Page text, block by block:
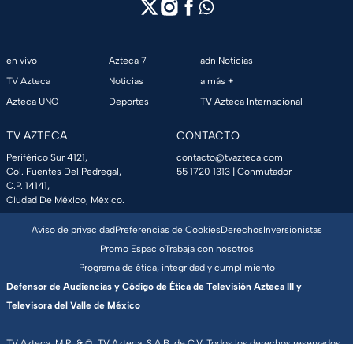
en vivo
TV Azteca
Azteca UNO
Azteca 7
Noticias
Deportes
adn Noticias
a más +
TV Azteca Internacional
TV AZTECA
Periférico Sur 4121,
Col. Fuentes Del Pedregal,
C.P. 14141,
Ciudad De México, México.
CONTACTO
contacto@tvazteca.com
55 1720 1313 | Conmutador
Aviso de privacidadPreferencias de CookiesDerechosInversionistas
Promo EspacioTrabaja con nosotros
Programa de ética, integridad y cumplimiento
Defensor de Audiencias y Código de Ética de Televisión Azteca III y
Televisora del Valle de México